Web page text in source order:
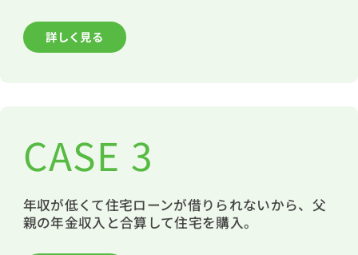
詳しく見る
CASE 3
年収が低くて住宅ローンが借りられないから、父
親の年金収入と合算して住宅を購入。